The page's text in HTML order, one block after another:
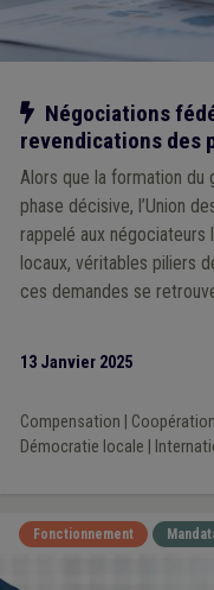
Notre action
Négociations
revendications des
Alors que la formation du
phase décisive, l’Union
rappelé aux
locaux, véritables piliers
ces demandes se
13 Janvier 2025
Compensation
Démocratie locale
Fonctionnement